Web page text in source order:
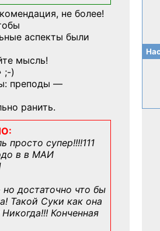
не более!
аспекты были
мысль!
;-)
преподы —
ранить.
просто супер!!!!111
в в МАИ
достаточно что бы
Такой Суки как она
Конченная